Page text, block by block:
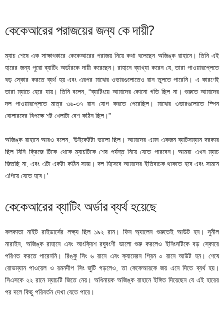
কেকেআরের পরাজয়ের জন্য কে দায়ী?
ম্যাচ শেষে এক সাক্ষাৎকারে কেকেআরের পরাজয় নিয়ে কথা বলেছেন অজিঙ্ক রাহানে। তিনি এই
হারের জন্য পুরো ব্যাটিং অর্ডারকে দায়ী করেছেন। রাহানে ব্যাখ্যা করেন যে, তারা পাওয়ারপ্লেতে
বড় স্কোর করতে ব্যর্থ হয় এবং এরপর মাঝের ওভারগুলোতেও রান তুলতে পারেনি। এ কারণেই
তারা ম্যাচে হেরে যায়। তিনি বলেন, “ব্যাটিংয়ে আমাদের কোনো গতি ছিল না। শুরুতে আমাদের
দল পাওয়ারপ্লেতে মাত্র ৩৬-৩৭ রান যোগ করতে পেরেছিল। মাঝের ওভারগুলোতে স্পিন
বোলারদের বিপক্ষে শট খেলাটা বেশ কঠিন ছিল।”
অজিঙ্ক রাহানে আরও বলেন, ‘উইকেটটা ভালো ছিল। আমাদের এমন একজন ব্যাটসম্যান দরকার
ছিল যিনি ক্রিজে টিকে থেকে ম্যাচটিকে শেষ পর্যন্ত নিয়ে যেতে পারবেন। আমরা এখন ম্যাচ
জিতছি না, এবং এটা একটা কঠিন সময়। দল হিসেবে আমাদের ইতিবাচক থাকতে হবে এবং সামনে
এগিয়ে যেতে হবে।’
কেকেআরের ব্যাটিং অর্ডার ব্যর্থ হয়েছে
কলকাতা নাইট রাইডার্সের লক্ষ্য ছিল ১৯২ রান। ফিন অ্যালেন শুরুতেই আউট হন। সুনীল
নারাইন, অজিঙ্ক রাহানে এবং আংক্রিশ রঘুবংশী ভালো শুরু করলেও ইনিংসটিকে বড় স্কোরে
পরিণত করতে পারেননি। রিঙ্কু সিং ৬ রানে এবং ক্যামেরন গ্রিন ০ রানে আউট হন। শেষে
রোভম্যান পাওয়েল ও রমনদীপ সিং জুটি গড়লেও, তা কেকেআরকে জয় এনে দিতে ব্যর্থ হয়।
সিএসকে ২২ রানে ম্যাচটি জিতে নেয়। অধিনায়ক অজিঙ্ক রাহানে ইঙ্গিত দিয়েছেন যে এই হারের
পর দলে কিছু পরিবর্তন দেখা যেতে পারে।